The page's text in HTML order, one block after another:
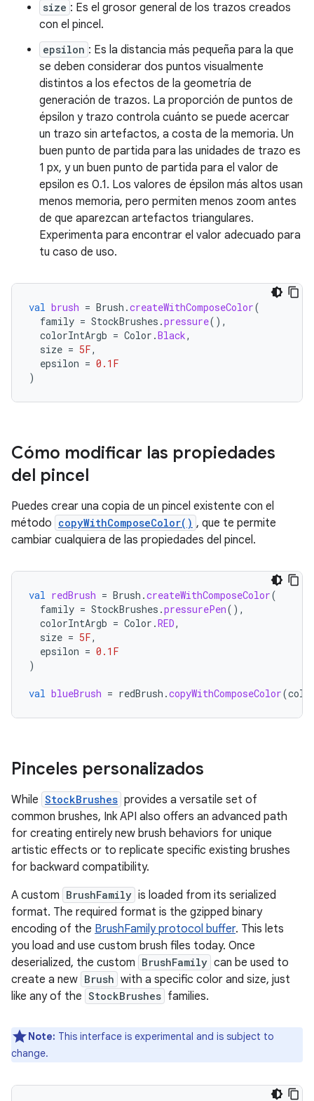
size : Es el grosor general de los trazos creados
con el pincel.
epsilon : Es la distancia más pequeña para la que
se deben considerar dos puntos visualmente
distintos a los efectos de la geometría de
generación de trazos. La proporción de puntos de
épsilon y trazo controla cuánto se puede acercar
un trazo sin artefactos, a costa de la memoria. Un
buen punto de partida para las unidades de trazo es
1 px, y un buen punto de partida para el valor de
epsilon es 0.1. Los valores de épsilon más altos usan
menos memoria, pero permiten menos zoom antes
de que aparezcan artefactos triangulares.
Experimenta para encontrar el valor adecuado para
tu caso de uso.
val brush = Brush .createWithComposeColor(
family = StockBrushes .pressure(),
colorIntArgb = Color .Black,
size = 5F,
epsilon = 0.1F
)
Cómo modificar las propiedades
del pincel
Puedes crear una copia de un pincel existente con el
método copyWithComposeColor() , que te permite
cambiar cualquiera de las propiedades del pincel.
val redBrush = Brush .createWithComposeColor(
family = StockBrushes .pressurePen(),
colorIntArgb = Color .RED,
size = 5F,
epsilon = 0.1F
)
val blueBrush = redBrush .copyWithComposeColor(
Pinceles personalizados
While StockBrushes provides a versatile set of
common brushes, Ink API also offers an advanced path
for creating entirely new brush behaviors for unique
artistic effects or to replicate specific existing brushes
for backward compatibility.
A custom BrushFamily is loaded from its serialized
format. The required format is the gzipped binary
encoding of the BrushFamily protocol buffer. This lets
you load and use custom brush files today. Once
deserialized, the custom BrushFamily can be used to
create a new Brush with a specific color and size, just
like any of the StockBrushes families.
Note: This interface is experimental and is subject to
change.